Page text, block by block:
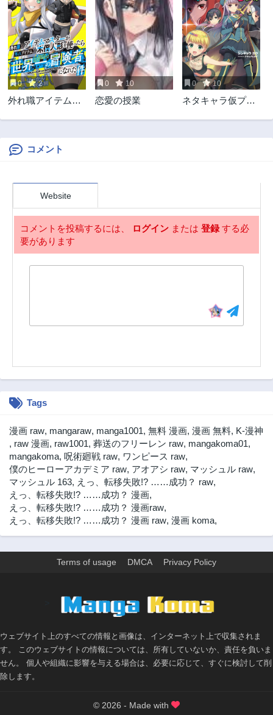
2ヶ月前 2ヶ月前
第64.2話
2ヶ月前
第64.1話
2ヶ月前
第63.3話
2ヶ月前
第63.2話
2ヶ月前
第63.1話
2ヶ月前
第62.3話
第62.2話 第62.1話
第61.3話
第61.1話
2ヶ月前
第60.2話
2ヶ月前
第60.1話
2ヶ月前
第59.3話
2ヶ月前 2ヶ月前
第53話
第51話
2ヶ月前
第50話
2ヶ月前
第49話
2ヶ月前
第48話
2ヶ月前
第47話
2ヶ月前
第46話
2ヶ月前
第42話
第40話
2ヶ月前
2ヶ月前 2ヶ月前
第37話
2ヶ月前
第36話
2ヶ月前
0 2
外れ職アイテムマ
ったら世界一の冒
険者になれた件
0 10
恋愛の授業
0 10
ネタキャラ仮プレ
女性の敵に認定さ
コメント
Website
コメントを投稿するには、 ログイン または 登録する必
要があります
Tags
漫画 raw, mangaraw, manga1001, 無料 漫画, 漫画 無料, K-漫神
, raw 漫画, raw1001, 葬送のフリーレン raw, mangakoma01,
mangakoma, 呪術廻戦 raw, ワンピース raw,
僕のヒーローアカデミア raw, アオアシ raw, マッシュル raw,
マッシュル 163, えっ、転移失敗!? ……成功？ raw,
えっ、転移失敗!? ……成功？ 漫画,
えっ、転移失敗!? ……成功？ 漫画raw,
えっ、転移失敗!? ……成功？ 漫画 raw, 漫画 koma,
Terms of usage DMCA Privacy Policy
ウェブサイト上のすべての情報と画像は、インターネット上で収集されま
す。 このウェブサイトの情報については、所有していないか、責任を負いま
せん。 個人や組織に影響を与える場合は、必要に応じて、すぐに検討して削
除します。
© 2026 - Made with